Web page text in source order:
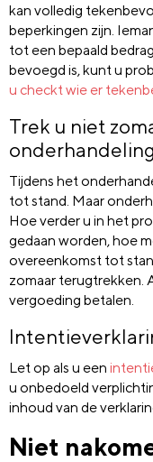
kan volledig
beperkingen zijn.
tot een bepaald
bevoegd is, kunt u
u checkt wie er
Trek u niet
Tijdens het
tot stand. Maar
Hoe verder u in het
gedaan worden, hoe
overeenkomst tot
zomaar terugtrekken.
vergoeding betalen.
Let op als u een
u onbedoeld
inhoud van de
Niet